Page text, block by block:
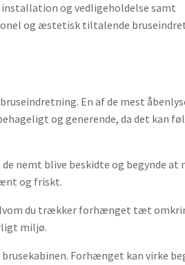
og vedligeholdelse samt
og æstetisk tiltalende
En af de mest
og generende, da det kan
nemt blive beskidte og begynde at
og friskt.
du trækker forhænget tæt
miljø.
Forhænget kan virke